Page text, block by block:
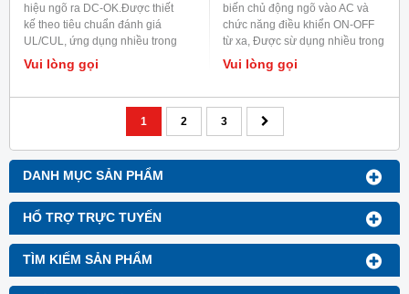
DANH MỤC SẢN PHẨM
HỔ TRỢ TRỰC TUYẾN
TÌM KIẾM SẢN PHẨM
hiệu ngõ ra DC-OK.Được thiết
kế theo tiêu chuẩn đánh giá
UL/CUL, ứng dụng nhiều trong
viễn thông và phát thanh truyền
Vui lòng gọi
biến chủ động ngõ vào AC và
chức năng điều khiển ON-OFF
từ xa, Được sừ dụng nhiều trong
các tủ điện lắp trong tòa nhà (
ứng dụng nhà thông minh ).
Vui lòng gọi
1 2 3